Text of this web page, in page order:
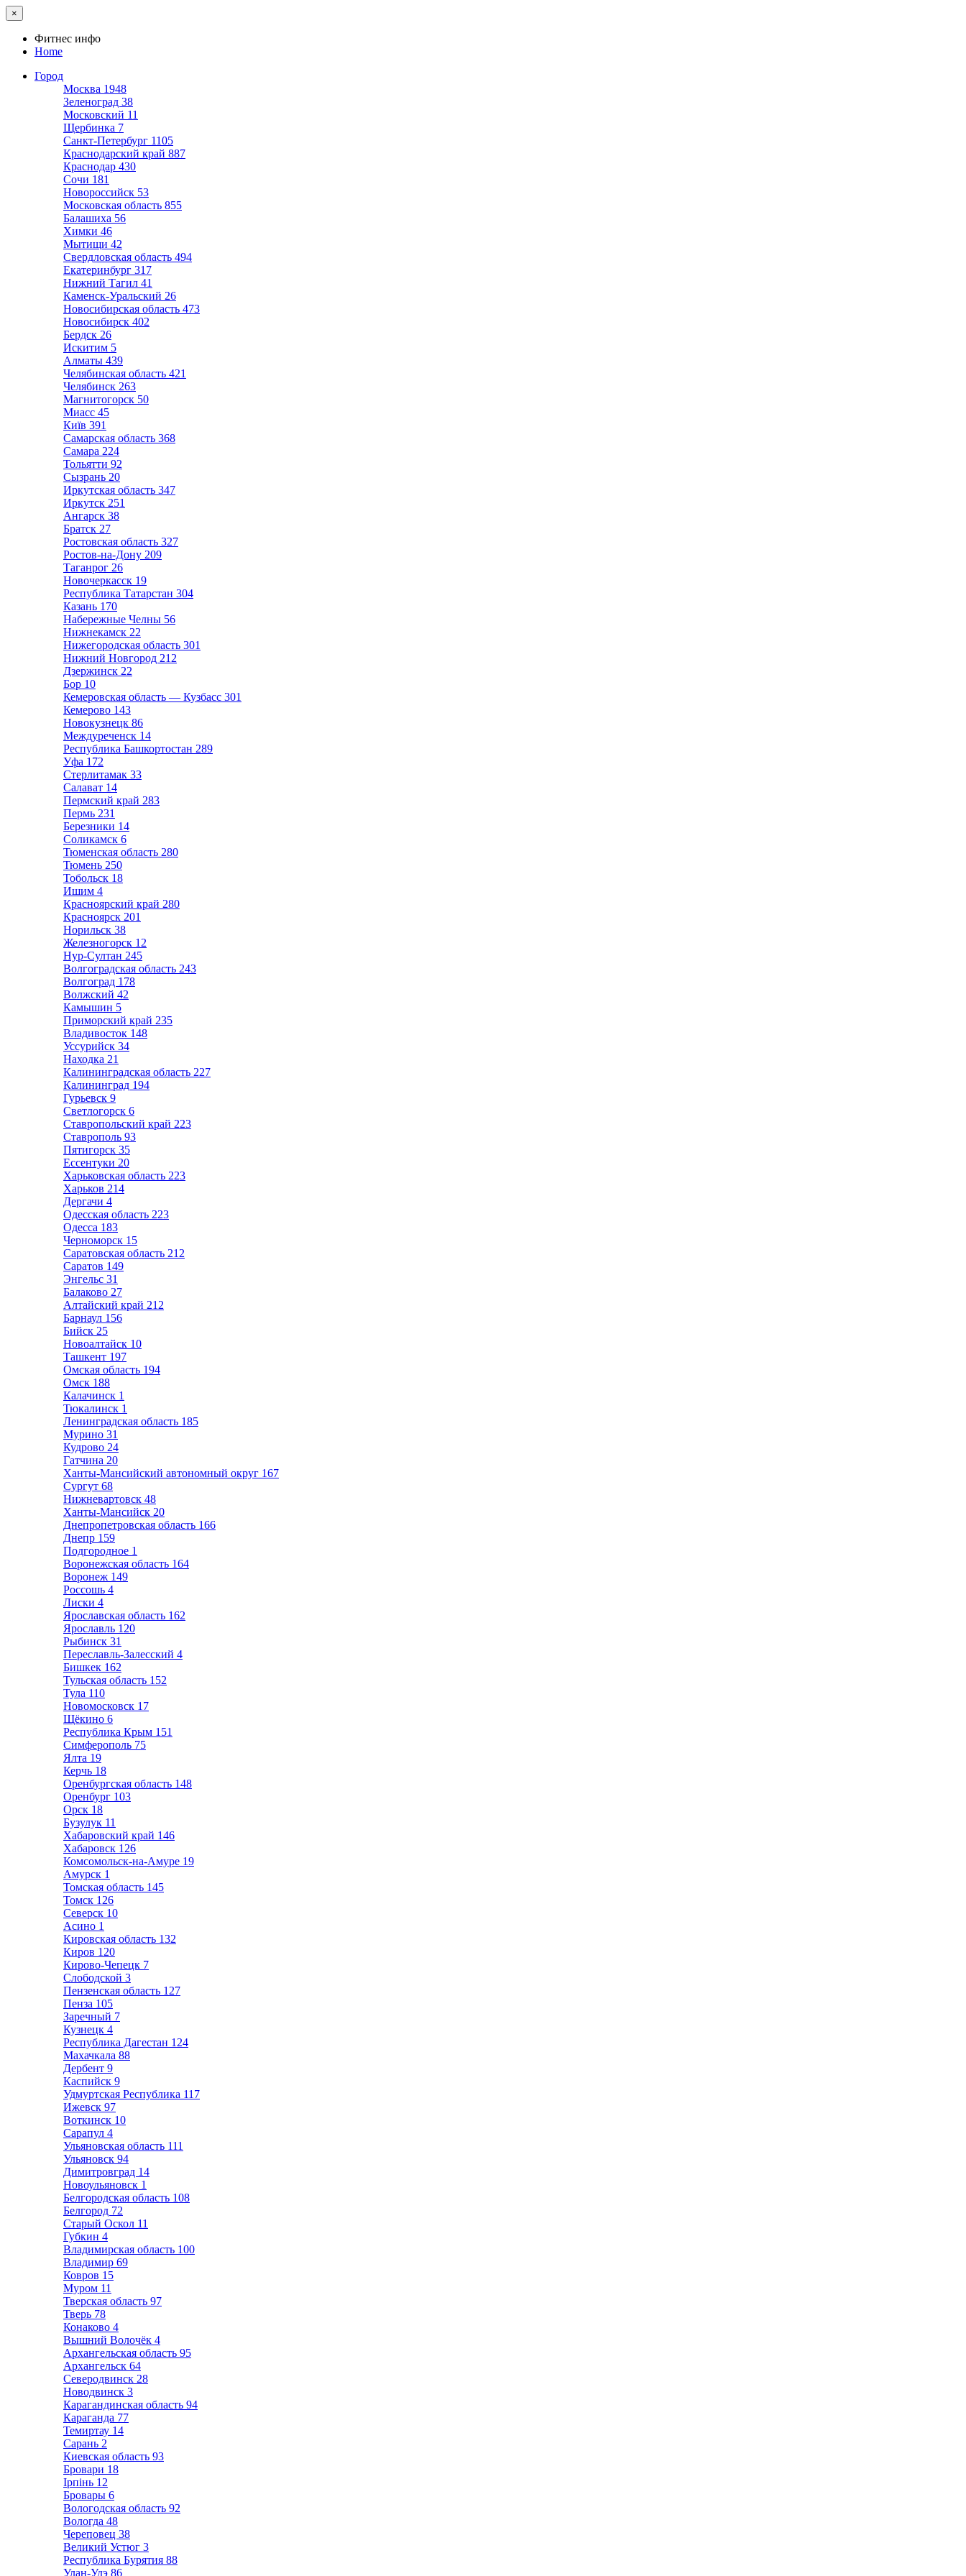
×
Фитнес инфо
Home
Город
Москва 1948
Зеленоград 38
Московский 11
Щербинка 7
Санкт-Петербург 1105
Краснодарский край 887
Краснодар 430
Сочи 181
Новороссийск 53
Московская область 855
Балашиха 56
Химки 46
Мытищи 42
Свердловская область 494
Екатеринбург 317
Нижний Тагил 41
Каменск-Уральский 26
Новосибирская область 473
Новосибирск 402
Бердск 26
Искитим 5
Алматы 439
Челябинская область 421
Челябинск 263
Магнитогорск 50
Миасс 45
Київ 391
Самарская область 368
Самара 224
Тольятти 92
Сызрань 20
Иркутская область 347
Иркутск 251
Ангарск 38
Братск 27
Ростовская область 327
Ростов-на-Дону 209
Таганрог 26
Новочеркасск 19
Республика Татарстан 304
Казань 170
Набережные Челны 56
Нижнекамск 22
Нижегородская область 301
Нижний Новгород 212
Дзержинск 22
Бор 10
Кемеровская область — Кузбасс 301
Кемерово 143
Новокузнецк 86
Междуреченск 14
Республика Башкортостан 289
Уфа 172
Стерлитамак 33
Салават 14
Пермский край 283
Пермь 231
Березники 14
Соликамск 6
Тюменская область 280
Тюмень 250
Тобольск 18
Ишим 4
Красноярский край 280
Красноярск 201
Норильск 38
Железногорск 12
Нур-Султан 245
Волгоградская область 243
Волгоград 178
Волжский 42
Камышин 5
Приморский край 235
Владивосток 148
Уссурийск 34
Находка 21
Калининградская область 227
Калининград 194
Гурьевск 9
Светлогорск 6
Ставропольский край 223
Ставрополь 93
Пятигорск 35
Ессентуки 20
Харьковская область 223
Харьков 214
Дергачи 4
Одесская область 223
Одесса 183
Черноморск 15
Саратовская область 212
Саратов 149
Энгельс 31
Балаково 27
Алтайский край 212
Барнаул 156
Бийск 25
Новоалтайск 10
Ташкент 197
Омская область 194
Омск 188
Калачинск 1
Тюкалинск 1
Ленинградская область 185
Мурино 31
Кудрово 24
Гатчина 20
Ханты-Мансийский автономный округ 167
Сургут 68
Нижневартовск 48
Ханты-Мансийск 20
Днепропетровская область 166
Днепр 159
Подгородное 1
Воронежская область 164
Воронеж 149
Россошь 4
Лиски 4
Ярославская область 162
Ярославль 120
Рыбинск 31
Переславль-Залесский 4
Бишкек 162
Тульская область 152
Тула 110
Новомосковск 17
Щёкино 6
Республика Крым 151
Симферополь 75
Ялта 19
Керчь 18
Оренбургская область 148
Оренбург 103
Орск 18
Бузулук 11
Хабаровский край 146
Хабаровск 126
Комсомольск-на-Амуре 19
Амурск 1
Томская область 145
Томск 126
Северск 10
Асино 1
Кировская область 132
Киров 120
Кирово-Чепецк 7
Слободской 3
Пензенская область 127
Пенза 105
Заречный 7
Кузнецк 4
Республика Дагестан 124
Махачкала 88
Дербент 9
Каспийск 9
Удмуртская Республика 117
Ижевск 97
Воткинск 10
Сарапул 4
Ульяновская область 111
Ульяновск 94
Димитровград 14
Новоульяновск 1
Белгородская область 108
Белгород 72
Старый Оскол 11
Губкин 4
Владимирская область 100
Владимир 69
Ковров 15
Муром 11
Тверская область 97
Тверь 78
Конаково 4
Вышний Волочёк 4
Архангельская область 95
Архангельск 64
Северодвинск 28
Новодвинск 3
Карагандинская область 94
Караганда 77
Темиртау 14
Сарань 2
Киевская область 93
Бровари 18
Ірпінь 12
Бровары 6
Вологодская область 92
Вологда 48
Череповец 38
Великий Устюг 3
Республика Бурятия 88
Улан-Удэ 86